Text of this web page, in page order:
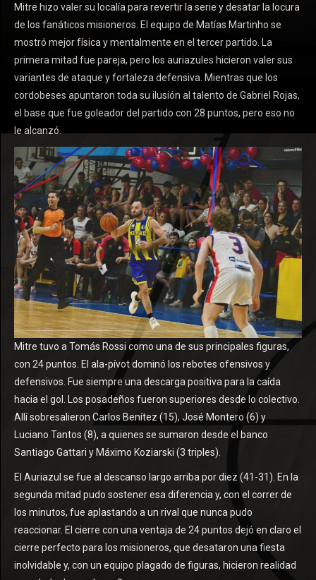
Mitre hizo valer su localía para revertir la serie y desatar la locura
de los fanáticos misioneros. El equipo de Matías Martinho se
mostró mejor física y mentalmente en el tercer partido. La
primera mitad fue pareja, pero los auriazules hicieron valer sus
variantes de ataque y fortaleza defensiva. Mientras que los
cordobeses apuntaron toda su ilusión al talento de Gabriel Rojas,
el base que fue goleador del partido con 28 puntos, pero eso no
le alcanzó.
Mitre tuvo a Tomás Rossi como una de sus principales figuras,
con 24 puntos. El ala-pívot dominó los rebotes ofensivos y
defensivos. Fue siempre una descarga positiva para la caída
hacia el gol. Los posadeños fueron superiores desde lo colectivo.
Allí sobresalieron Carlos Benítez (15), José Montero (6) y
Luciano Tantos (8), a quienes se sumaron desde el banco
Santiago Gattari y Máximo Koziarski (3 triples).
El Auriazul se fue al descanso largo arriba por diez (41-31). En la
segunda mitad pudo sostener esa diferencia y, con el correr de
los minutos, fue aplastando a un rival que nunca pudo
reaccionar. El cierre con una ventaja de 24 puntos dejó en claro el
cierre perfecto para los misioneros, que desataron una fiesta
inolvidable y, con un equipo plagado de figuras, hicieron realidad